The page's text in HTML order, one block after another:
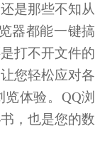
是那些不知从
器都能一键搞
打不开文件的
您轻松应对各
体验。QQ浏
，也是您的数